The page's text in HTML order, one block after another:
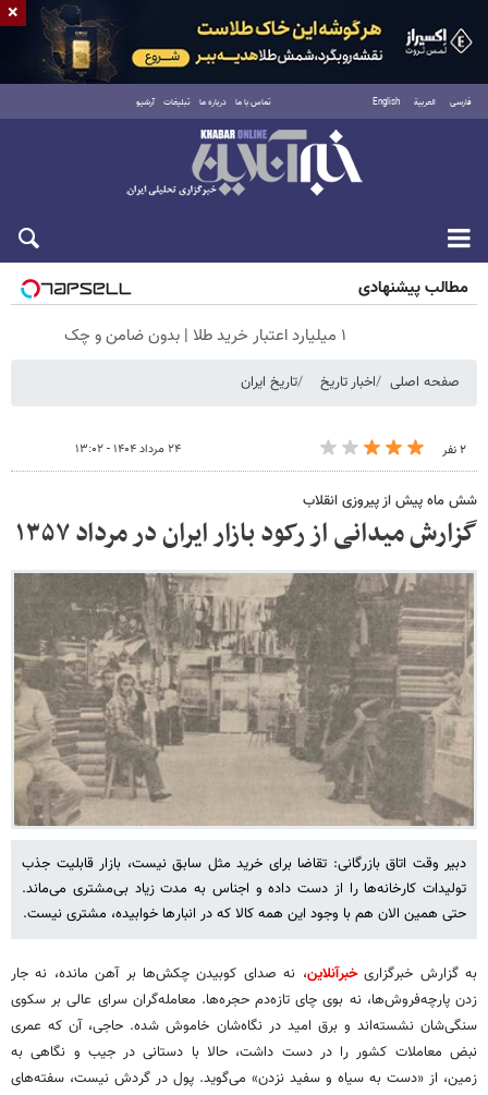
فارسی العربية English تماس با ما درباره ما تبلیغات آرشیو
شنبه ۱۷ مرداد ۱۴۰۵
مطالب پیشنهادی
۱ میلیارد اعتبار خرید طلا | بدون ضامن و چک
صفحه اصلی اخبار تاریخ تاریخ ایران
۲ نفر ۲۴ مرداد ۱۴۰۴ - ۱۳:۰۲
شش ماه پیش از پیروزی انقلاب
گزارش میدانی از رکود بازار ایران در مرداد ۱۳۵۷
دبیر وقت اتاق بازرگانی: تقاضا برای خرید مثل سابق نیست، بازار قابلیت جذب
تولیدات کارخانه‌ها را از دست داده و اجناس به مدت زیاد بی‌مشتری می‌ماند.
حتی همین الان هم با وجود این همه کالا که در انبارها خوابیده، مشتری نیست.
به گزارش خبرگزاریخبرآنلاین، نه صدای کوبیدن چکش‌ها بر آهن مانده، نه جار
زدن پارچه‌فروش‌ها، نه بوی چای تازه‌دم حجره‌ها. معامله‌گران سرای عالی بر سکوی
سنگی‌شان نشسته‌اند و برق امید در نگاه‌شان خاموش شده. حاجی، آن که عمری
نبض معاملات کشور را در دست داشت، حالا با دستانی در جیب و نگاهی به
زمین، از «دست به سیاه و سفید نزدن» می‌گوید. پول در گردش نیست، سفته‌های
×